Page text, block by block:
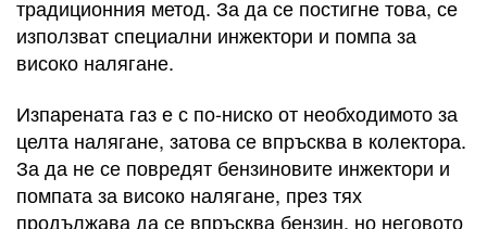
традиционния метод. За да се постигне това, се
използват специални инжектори и помпа за
високо налягане.
Изпарената газ е с по-ниско от необходимото за
целта налягане, затова се впръсква в колектора.
За да не се повредят бензиновите инжектори и
помпата за високо налягане, през тях
продължава да се впръсква бензин, но неговото